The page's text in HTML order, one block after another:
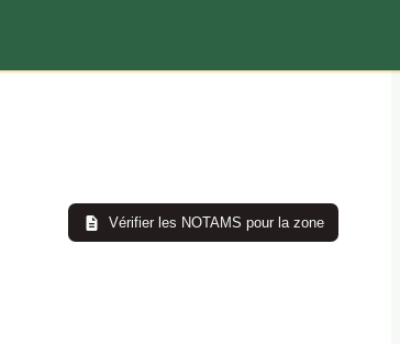
Vérifier les NOTAMS pour la zone